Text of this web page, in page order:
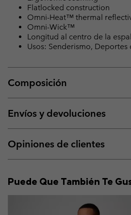
Flatlocked construction
Omni-Heat™ thermal
Omni-Wick™
Longitud al centro de la
Usos: Senderismo, Deportes
Composición
Envíos y devoluciones
Opiniones de clientes
Puede Que También Te